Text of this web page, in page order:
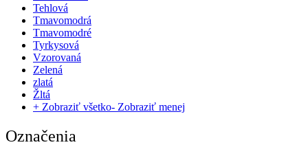
Tehlová
Tmavomodrá
Tmavomodré
Tyrkysová
Vzorovaná
Zelená
zlatá
Žltá
+ Zobraziť všetko- Zobraziť menej
Označenia